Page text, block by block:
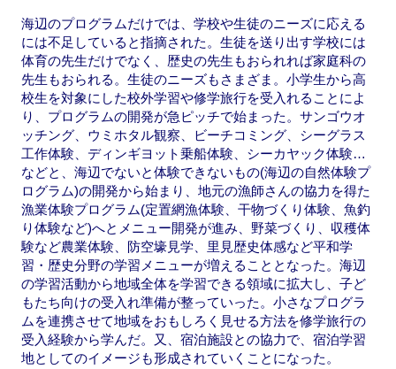
海辺のプログラムだけでは、学校や生徒のニーズに応える
には不足していると指摘された。生徒を送り出す学校には
体育の先生だけでなく、歴史の先生もおられれば家庭科の
先生もおられる。生徒のニーズもさまざま。小学生から高
校生を対象にした校外学習や修学旅行を受入れることによ
り、プログラムの開発が急ピッチで始まった。サンゴウオ
ッチング、ウミホタル観察、ビーチコミング、シーグラス
工作体験、ディンギヨット乗船体験、シーカヤック体験…
などと、海辺でないと体験できないもの(海辺の自然体験プ
ログラム)の開発から始まり、地元の漁師さんの協力を得た
漁業体験プログラム(定置網漁体験、干物づくり体験、魚釣
り体験など)へとメニュー開発が進み、野菜づくり、収穫体
験など農業体験、防空壕見学、里見歴史体感など平和学
習・歴史分野の学習メニューが増えることとなった。海辺
の学習活動から地域全体を学習できる領域に拡大し、子ど
もたち向けの受入れ準備が整っていった。小さなプログラ
ムを連携させて地域をおもしろく見せる方法を修学旅行の
受入経験から学んだ。又、宿泊施設との協力で、宿泊学習
地としてのイメージも形成されていくことになった。